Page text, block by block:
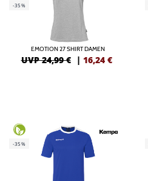
-35%
EMOTION 27 SHIRT DAMEN
UVP 24,99 € | 16,24 €
-35%